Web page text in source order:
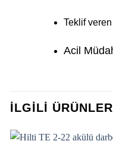
Teklif
Acil
İLGILI ÜRÜNLER